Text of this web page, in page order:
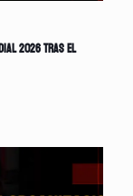
2026 tras el